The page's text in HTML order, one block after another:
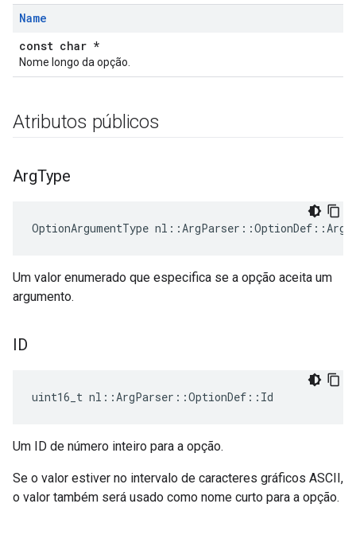
Name
const char *
Nome longo da opção.
Atributos públicos
ArgType
OptionArgumentType
Um valor enumerado que especifica se a opção aceita um
argumento.
ID
uint16_t nl::ArgParser::OptionDef::Id
Um ID de número inteiro para a opção.
Se o valor estiver no intervalo de caracteres gráficos ASCII,
o valor também será usado como nome curto para a opção.